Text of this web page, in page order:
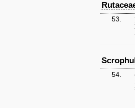
53.
54.